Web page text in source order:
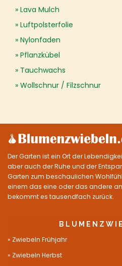
Lava Mulch
Luftpolsterfolie
Nylonfaden
Pflanzkübel
Tauchwachs
Wollschnur / Filzschnur
Der Garten ist ein Ort der
aber auch der Ruhe und der
Garten zum beschaulichen
einem das eine oder das andere
bekommt es tausendfach zurück.
Zwiebeln Frühjahr
Zwiebeln Herbst